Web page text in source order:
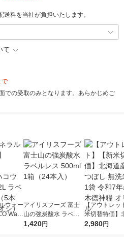
料を当社が負担いたします。
て
で
での受取のみとなります。あらかじめご
ウォー
Wate
タ
アイリスフーズ 富士
山の強炭酸水 ラベル
レス 500ml 1箱（24
1,420円
【アウトレッ
米切替特価】
ななつぼし 無
2,980円